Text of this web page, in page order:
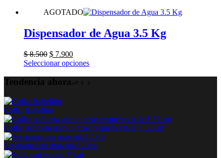
página
producto
era:
es:
AGOTADO
Dispensador de Agua 3.5 Kg
$8.500 El
precio
era:
$ 7.900El
precio
es:
Seleccionar opcionesEste
tiene
opciones
se
pueden
elegir
en
Tendencia ahora
Collar Isabelino
Collar pañoleta gato o razas pequeñas talla S 32 cm
Set mamadera mascota 120ml